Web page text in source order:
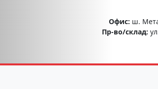
Офис: ш.
Пр-во/склад: